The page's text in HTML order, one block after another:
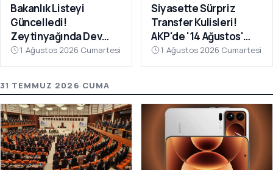
Bakanlık Listeyi
Güncelledi!
Zeytinyağında Dev
Hile Belli Oldu
1 Ağustos 2026 Cumartesi
Siyasette Sürpriz
Transfer Kulisleri!
AKP'de '14 Ağustos'
Hareketliliği
1 Ağustos 2026 Cumartesi
31 TEMMUZ 2026 CUMA